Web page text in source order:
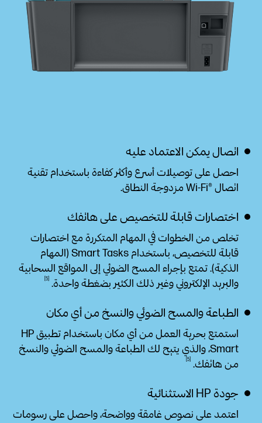
اتصال يمكن الاعتماد عليه
احصل على توصيلات أسرع وأكثر كفاءة باستخدام تقنية
اتصال Wi-Fi®‎ مزدوجة
النطاق.
اختصارات قابلة للتخصيص على هاتفك
تخلص من الخطوات في المهام المتكررة مع اختصارات
قابلة للتخصيص، باستخدام Smart Tasks (المهام
الذكية). تمتع بإجراء المسح الضوئي إلى المواقع السحابية
والبريد الإلكتروني وغير ذلك الكثير بضغطةواحدة. 5
الطباعة والمسح الضوئي والنسخ من أي مكان
استمتع بحرية العمل من أي مكان باستخدام تطبيق HP
Smart، والذي يتيح لك الطباعة والمسح الضوئي والنسخ
من هاتفك. 5
جودة HP‏ الاستثنائية
اعتمد على نصوص غامقة وواضحة، واحصل على رسومات